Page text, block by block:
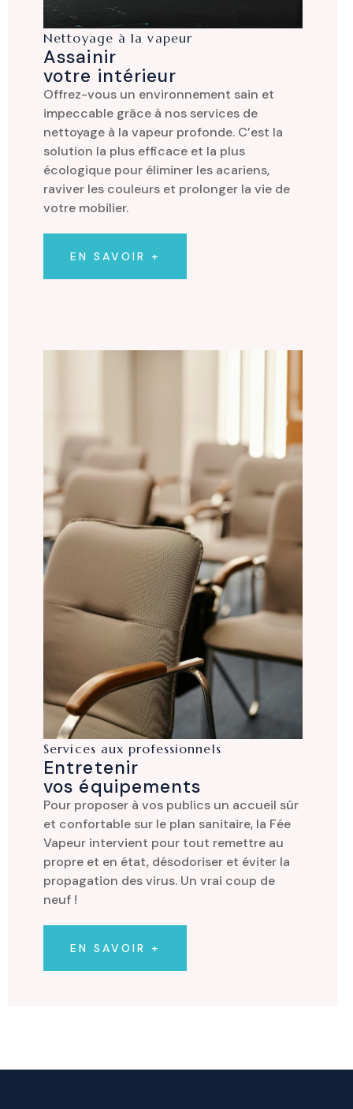
Nettoyage à la vapeur
Assainir
votre intérieur
Offrez-vous un environnement sain et
impeccable grâce à nos services de
nettoyage à la vapeur profonde. C’est la
solution la plus efficace et la plus
écologique pour éliminer les acariens,
raviver les couleurs et prolonger la vie de
votre mobilier.
EN SAVOIR +
Services aux professionnels
Entretenir
vos équipements
Pour proposer à vos publics un accueil sûr
et confortable sur le plan sanitaire, la Fée
Vapeur intervient pour tout remettre au
propre et en état, désodoriser et éviter la
propagation des virus. Un vrai coup de
neuf !
EN SAVOIR +